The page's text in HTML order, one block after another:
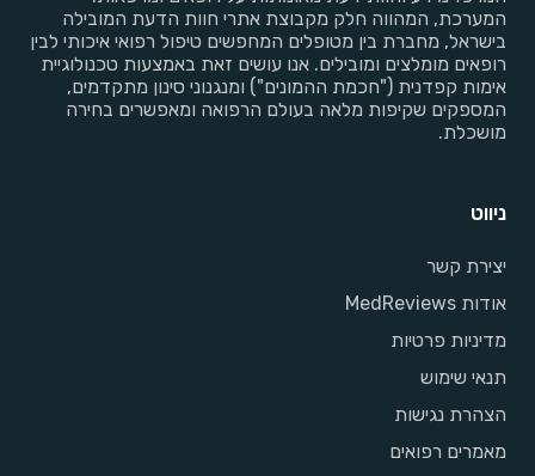
המערכת, המהווה חלק מקבוצת אתרי חוות הדעת המובילה
בישראל, מחברת בין מטופלים המחפשים טיפול רפואי איכותי לבין
רופאים מומלצים ומובילים. אנו עושים זאת באמצעות טכנולוגיית
אימות קפדנית ("חכמת ההמונים") ומנגנוני סינון מתקדמים,
המספקים שקיפות מלאה בעולם הרפואה ומאפשרים בחירה
מושכלת.
ניווט
יצירת קשר
אודות MedReviews
מדיניות פרטיות
תנאי שימוש
הצהרת נגישות
מאמרים רפואים